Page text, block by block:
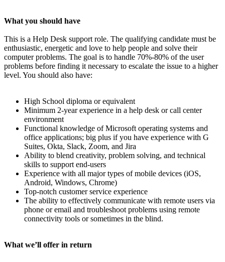
What you should have
This is a Help Desk support role. The qualifying candidate must be
enthusiastic, energetic and love to help people and solve their
computer problems. The goal is to handle 70%-80% of the user
problems before finding it necessary to escalate the issue to a higher
level. You should also have:
High School diploma or equivalent
Minimum 2-year experience in a help desk or call center
environment
Functional knowledge of Microsoft operating systems and
office applications; big plus if you have experience with G
Suites, Okta, Slack, Zoom, and Jira
Ability to blend creativity, problem solving, and technical
skills to support end-users
Experience with all major types of mobile devices (iOS,
Android, Windows, Chrome)
Top-notch customer service experience
The ability to effectively communicate with remote users via
phone or email and troubleshoot problems using remote
connectivity tools or sometimes in the blind.
What we’ll offer in return